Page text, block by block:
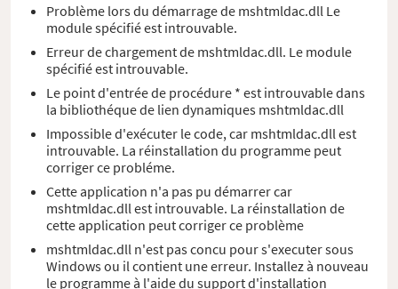
Problème lors du démarrage de mshtmldac.dll Le
module spécifié est introuvable.
Erreur de chargement de mshtmldac.dll. Le module
spécifié est introuvable.
Le point d'entrée de procédure * est introuvable dans
la bibliothéque de lien dynamiques mshtmldac.dll
Impossible d'exécuter le code, car mshtmldac.dll est
introuvable. La réinstallation du programme peut
corriger ce probléme.
Cette application n'a pas pu démarrer car
mshtmldac.dll est introuvable. La réinstallation de
cette application peut corriger ce problème
mshtmldac.dll n'est pas concu pour s'executer sous
Windows ou il contient une erreur. Installez à nouveau
le programme à l'aide du support d'installation